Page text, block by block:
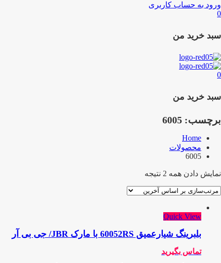
ورود به حساب کاربری
0
سبد خرید من
0
سبد خرید من
برچسب: 6005
Home
محصولات
6005
نمایش دادن همه 2 نتیجه
Quick View
بلبرینگ شیارعمیق 60052RS با مارک JBR/ جی بی آر
تماس بگیرید